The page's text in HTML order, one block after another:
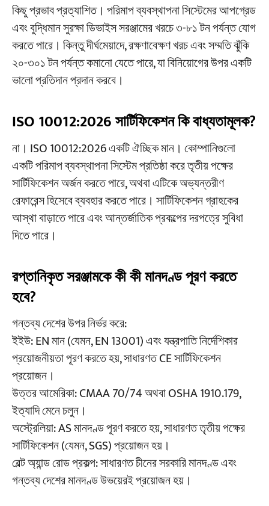
কিছু প্রভাব প্রত্যাশিত। পরিমাপ ব্যবস্থাপনা সিস্টেমের আপগ্রেড
এবং বুদ্ধিমান সুরক্ষা ডিভাইস সরঞ্জামের খরচে ৩-৮১ টন পর্যন্ত যোগ
করতে পারে। কিন্তু দীর্ঘমেয়াদে, রক্ষণাবেক্ষণ খরচ এবং সম্মতি ঝুঁকি
২০-৩০১ টন পর্যন্ত কমানো যেতে পারে, যা বিনিয়োগের উপর একটি
ভালো প্রতিদান প্রদান করবে।
ISO 10012:2026 সার্টিফিকেশন কি বাধ্যতামূলক?
না। ISO 10012:2026 একটি ঐচ্ছিক মান। কোম্পানিগুলো
একটি পরিমাপ ব্যবস্থাপনা সিস্টেম প্রতিষ্ঠা করে তৃতীয় পক্ষের
সার্টিফিকেশন অর্জন করতে পারে, অথবা এটিকে অভ্যন্তরীণ
রেফারেন্স হিসেবে ব্যবহার করতে পারে। সার্টিফিকেশন গ্রাহকের
আস্থা বাড়াতে পারে এবং আন্তর্জাতিক প্রকল্পের দরপত্রে সুবিধা
দিতে পারে।
রপ্তানিকৃত সরঞ্জামকে কী কী মানদণ্ড পূরণ করতে
হবে?
গন্তব্য দেশের উপর নির্ভর করে:
ইইউ: EN মান (যেমন, EN 13001) এবং যন্ত্রপাতি নির্দেশিকার
প্রয়োজনীয়তা পূরণ করতে হয়, সাধারণত CE সার্টিফিকেশন
প্রয়োজন।
উত্তর আমেরিকা: CMAA 70/74 অথবা OSHA 1910.179,
ইত্যাদি মেনে চলুন।
অস্ট্রেলিয়া: AS মানদণ্ড পূরণ করতে হয়, সাধারণত তৃতীয় পক্ষের
সার্টিফিকেশন (যেমন, SGS) প্রয়োজন হয়।
বেল্ট অ্যান্ড রোড প্রকল্প: সাধারণত চীনের সরকারি মানদণ্ড এবং
গন্তব্য দেশের মানদণ্ড উভয়েরই প্রয়োজন হয়।